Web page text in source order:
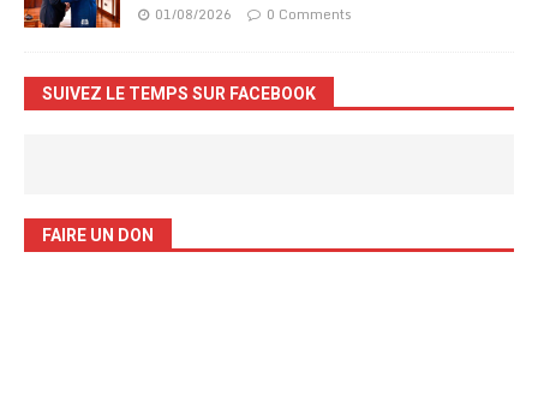
01/08/2026 0 Comments
SUIVEZ LE TEMPS SUR FACEBOOK
FAIRE UN DON